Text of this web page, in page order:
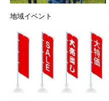
地域イベント